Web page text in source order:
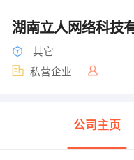
湖南立人网络科技
其它
私营企业
公司主页